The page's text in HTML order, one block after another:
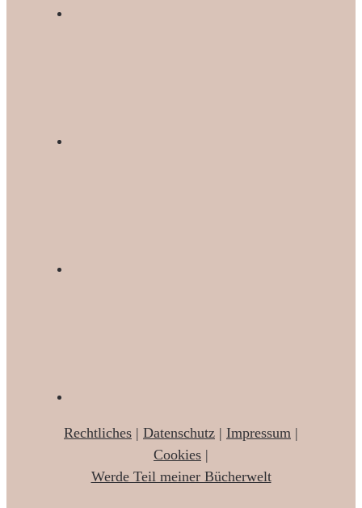
Rechtliches | Datenschutz | Impressum |
Cookies |
Werde Teil meiner Bücherwelt